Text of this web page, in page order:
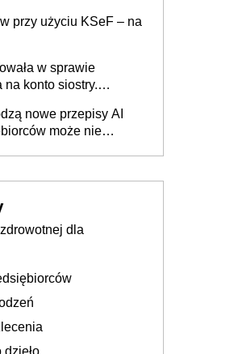
przy użyciu KSeF – na
w sprawie
na konto siostry.
jednak nie będzie
nowe przepisy AI
może nie
dla